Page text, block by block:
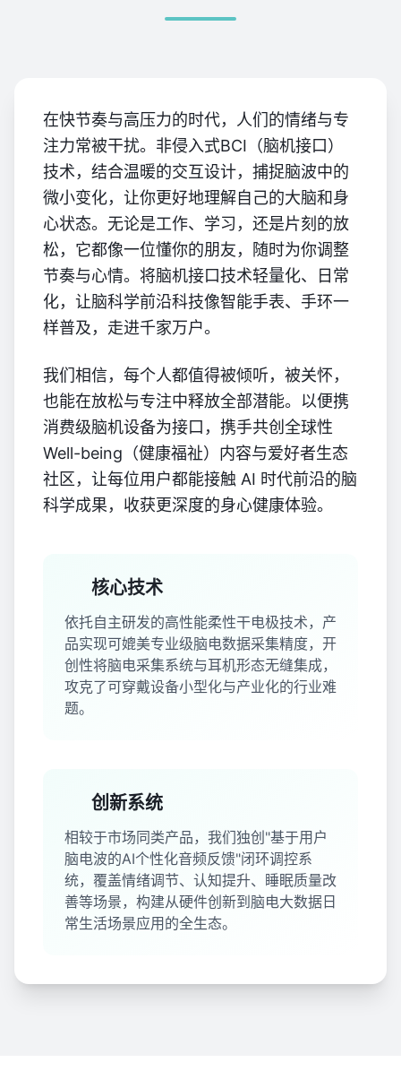
在快节奏与高压力的时代，人们的情绪与专
注力常被干扰。非侵入式BCI（脑机接口）
技术，结合温暖的交互设计，捕捉脑波中的
微小变化，让你更好地理解自己的大脑和身
心状态。无论是工作、学习，还是片刻的放
松，它都像一位懂你的朋友，随时为你调整
节奏与心情。将脑机接口技术轻量化、日常
化，让脑科学前沿科技像智能手表、手环一
样普及，走进千家万户。
我们相信，每个人都值得被倾听，被关怀，
也能在放松与专注中释放全部潜能。以便携
消费级脑机设备为接口，携手共创全球性
Well-being（健康福祉）内容与爱好者生态
社区，让每位用户都能接触 AI 时代前沿的脑
科学成果，收获更深度的身心健康体验。
核心技术
依托自主研发的高性能柔性干电极技术，产
品实现可媲美专业级脑电数据采集精度，开
创性将脑电采集系统与耳机形态无缝集成，
攻克了可穿戴设备小型化与产业化的行业难
题。
创新系统
相较于市场同类产品，我们独创"基于用户
脑电波的AI个性化音频反馈"闭环调控系
统，覆盖情绪调节、认知提升、睡眠质量改
善等场景，构建从硬件创新到脑电大数据日
常生活场景应用的全生态。